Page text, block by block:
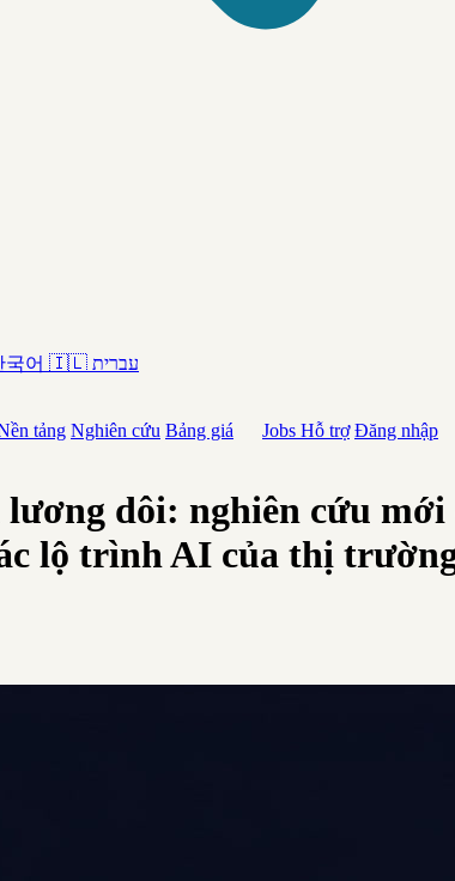
국어 🇮🇱 עברית
tảng Nghiên cứu Bảng giá Jobs Hỗ trợ Đăng nhập
dôi: nghiên cứu
lộ trình AI của thị